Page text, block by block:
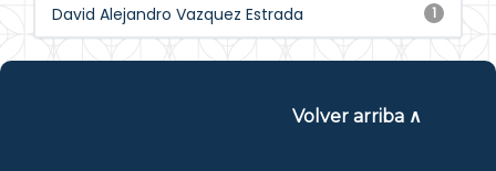
1
David Alejandro Vazquez Estrada
Volver arriba ∧